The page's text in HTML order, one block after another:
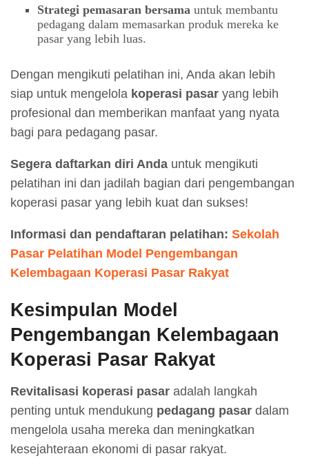
Strategi pemasaran bersama untuk membantu
pedagang dalam memasarkan produk mereka ke
pasar yang lebih luas.
Dengan mengikuti pelatihan ini, Anda akan lebih
siap untuk mengelola koperasi pasar yang lebih
profesional dan memberikan manfaat yang nyata
bagi para pedagang pasar.
Segera daftarkan diri Anda untuk mengikuti
pelatihan ini dan jadilah bagian dari pengembangan
koperasi pasar yang lebih kuat dan sukses!
Informasi dan pendaftaran pelatihan: Sekolah
Pasar Pelatihan Model Pengembangan
Kelembagaan Koperasi Pasar Rakyat
Kesimpulan Model
Pengembangan Kelembagaan
Koperasi Pasar Rakyat
Revitalisasi koperasi pasar adalah langkah
penting untuk mendukung pedagang pasar dalam
mengelola usaha mereka dan meningkatkan
kesejahteraan ekonomi di pasar rakyat.